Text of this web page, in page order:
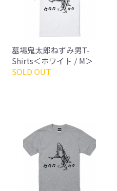
墓場鬼太郎ねずみ男T-
Shirts＜ホワイト / M＞
SOLD OUT